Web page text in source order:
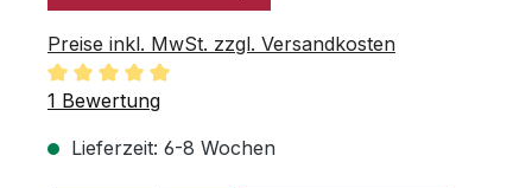
Preise inkl. MwSt. zzgl. Versandkosten
Durchschnittliche Bewertung von 5 von 5 Sternen
1 Bewertung
Lieferzeit: 6-8 Wochen